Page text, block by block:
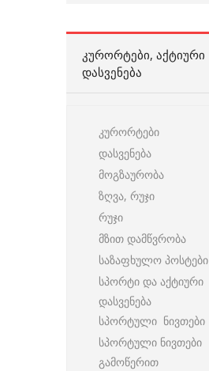
ᲙᲣᲠᲝᲠᲢᲔᲑᲘ, ᲐᲥᲢᲘᲣᲠᲘ
ᲓᲐᲡᲕᲔᲜᲔᲑᲐ
კურორტები
დასვენება
მოგზაურობა
ზღვა, რუჯი
რუჯი
მზით დამწვრობა
საზაფხულო პოსტები
სპორტი და აქტიური
დასვენება
სპორტული ნივთები
სპორტული ნივთები
გამოწერით